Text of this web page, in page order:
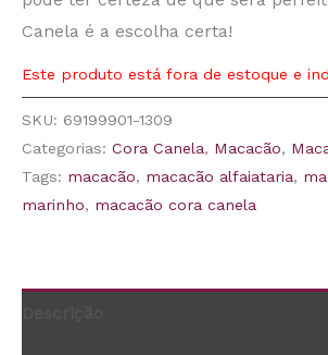
Canela é a escolha certa!
Este produto está fora de estoque e
SKU: 69199901-1309
Categorias: Cora Canela, Macacão,
Tags: macacão, macacão alfaiataria,
marinho, macacão cora canela